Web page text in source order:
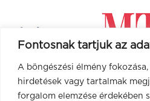
Fontosnak tartjuk az
A böngészési élmény
hirdetések vagy tartalmak
forgalom elemzése érdekében